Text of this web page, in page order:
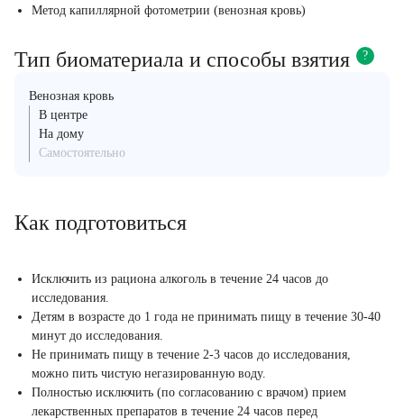
Метод капиллярной фотометрии (венозная кровь)
Тип биоматериала и способы взятия ?
Венозная кровь
В центре
На дому
Самостоятельно
Как подготовиться
Исключить из рациона алкоголь в течение 24 часов до
исследования.
Детям в возрасте до 1 года не принимать пищу в течение 30-40
минут до исследования.
Не принимать пищу в течение 2-3 часов до исследования,
можно пить чистую негазированную воду.
Полностью исключить (по согласованию с врачом) прием
лекарственных препаратов в течение 24 часов перед